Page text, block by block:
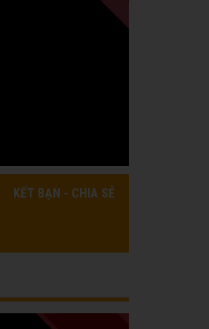
KẾT BẠN - CHIA SẺ